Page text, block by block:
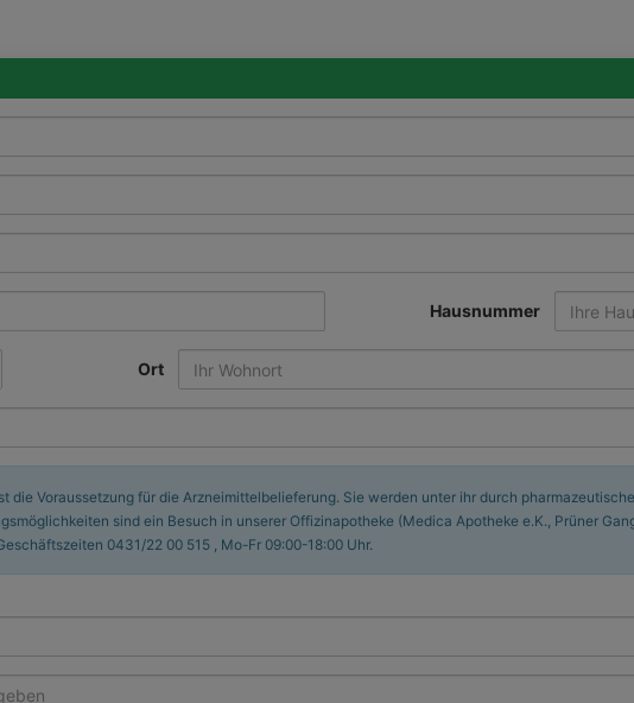
Hausnummer
Ort
die Voraussetzung für die Arzneimittelbelieferung. Sie werden unter ihr durch
sind ein Besuch in unserer Offizinapotheke (Medica Apotheke e.K., Prüner
0431/22 00 515 , Mo-Fr 09:00-18:00 Uhr.